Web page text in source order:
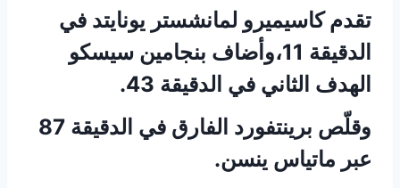
تقدم كاسيميرو لمانشستر يونايتد في
الدقيقة 11،وأضاف بنجامين سيسكو
الهدف الثاني في الدقيقة 43.
وقلّص برينتفورد الفارق في الدقيقة 87
عبر ماتياس ينسن.